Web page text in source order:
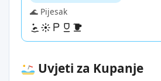
🌊 Pijesak
Uvjeti za Kupanje